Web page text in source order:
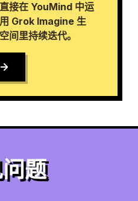
接在 YouMind 中运
Grok Imagine 生
间里持续迭代。
题